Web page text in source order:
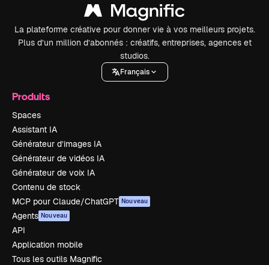
La plateforme créative pour donner vie à vos meilleurs projets.
Plus d’un million d’abonnés : créatifs, entreprises, agences et
studios.
Français
Produits
Spaces
Assistant IA
Générateur d’images IA
Générateur de vidéos IA
Générateur de voix IA
Contenu de stock
MCP pour Claude/ChatGPT Nouveau
Agents Nouveau
API
Application mobile
Tous les outils Magnific